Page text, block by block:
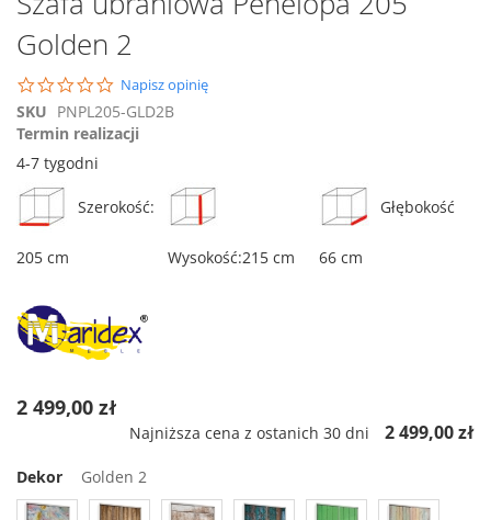
na
początek
galerii
Golden 2
0.0
star
rating
Napisz opinię
SKU PNPL205-GLD2B
Termin realizacji
4-7 tygodni
Szerokość:
205 cm Wysokość:215 cm
Głębokość
66 cm
2 499,00 zł
Najniższa cena z ostanich 30 dni 2 499,00 zł
Dekor Golden 2